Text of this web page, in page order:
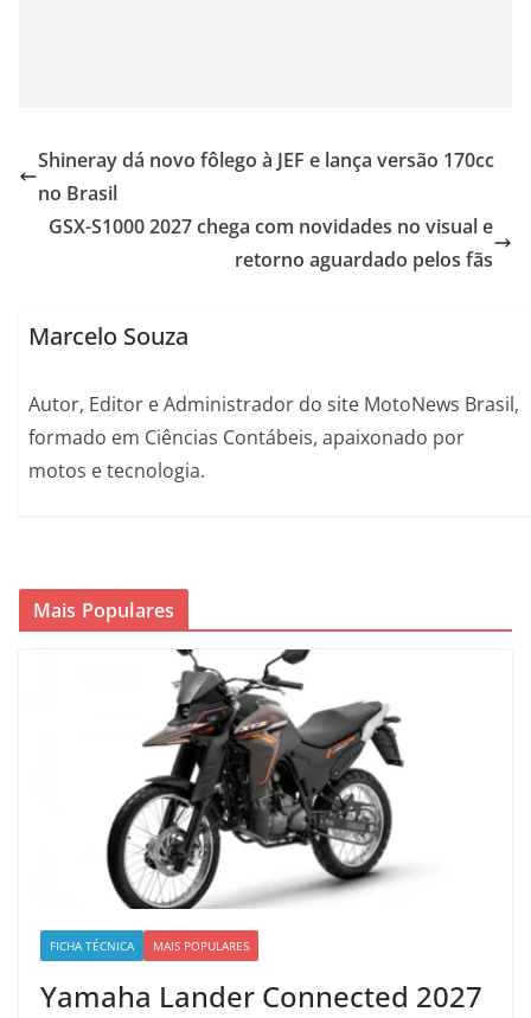
Shineray dá novo fôlego à JEF e lança versão 170cc
no Brasil
GSX-S1000 2027 chega com novidades no visual e
retorno aguardado pelos fãs
Marcelo Souza
Autor, Editor e Administrador do site MotoNews Brasil,
formado em Ciências Contábeis, apaixonado por
motos e tecnologia.
Mais Populares
FICHA TÉCNICA MAIS POPULARES
Yamaha Lander Connected 2027